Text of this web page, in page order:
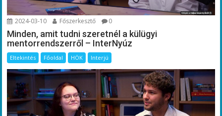
2024-03-10 Főszerkesztő 0
Minden, amit tudni szeretnél a külügyi
mentorrendszerről – InterNyúz
Eltekintés Főoldal HÖK Interjú